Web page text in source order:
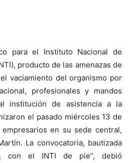
para el Instituto Nacional de
producto de las amenazas de
vaciamiento del organismo por
profesionales y mandos
institución de asistencia a la
el pasado miércoles 13 de
en su sede central,
La convocatoria, bautizada
con el INTI de pie”, debió